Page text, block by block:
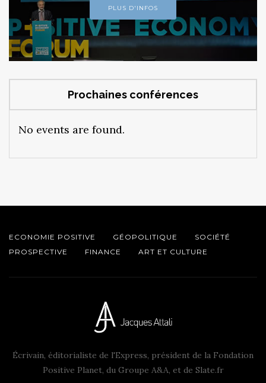
PLUS D'INFOS
Prochaines conférences
No events are found.
ECONOMIE POSITIVE GÉOPOLITIQUE
SOCIÉTÉ
PROSPECTIVE
FINANCE ART ET CULTURE
Écrivain, éditorialiste de l'Express, président de la Fondation
Positive Planet, du Groupe A&A, et de Slate.fr